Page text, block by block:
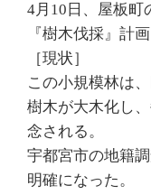
4月10日、屋板町
『樹木伐採』計
［現状］
この小規模林は
樹木が大木化し
念される。
宇都宮市の地籍
明確になった。